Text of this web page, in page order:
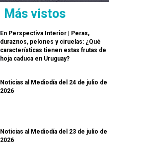
Más vistos
En Perspectiva Interior | Peras,
duraznos, pelones y ciruelas: ¿Qué
características tienen estas frutas de
hoja caduca en Uruguay?
Noticias al Mediodía del 24 de julio de
2026
Noticias al Mediodía del 23 de julio de
2026